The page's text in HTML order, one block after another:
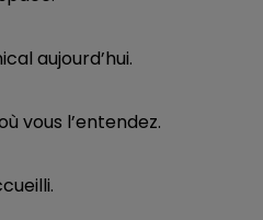
aujourd’hui.
vous l’entendez.